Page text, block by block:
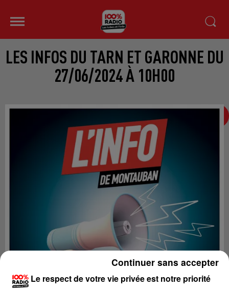
LES INFOS DU TARN ET GARONNE DU
27/06/2024 À 10H00
Le respect de votre vie privée est notre priorité
Continuer sans accepter